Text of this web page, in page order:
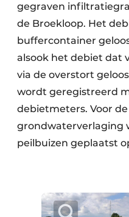
gegraven
de Broekloop. Het
buffercontainer
alsook het debiet dat
via de overstort
wordt geregistreerd
debietmeters. Voor
grondwaterverlaging
peilbuizen geplaatst